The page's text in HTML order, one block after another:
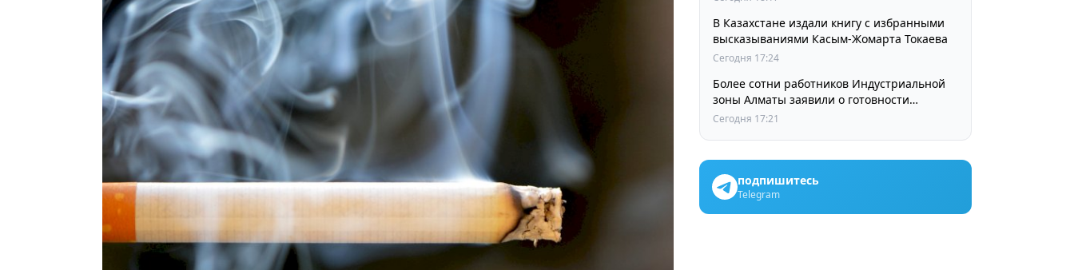
В Казахстане издали книгу с избранными
высказываниями Касым-Жомарта Токаева
Сегодня 17:24
Более сотни работников Индустриальной
зоны Алматы заявили о готовности
принять участие в выборах членов
Сегодня 17:21
подпишитесь
Telegram